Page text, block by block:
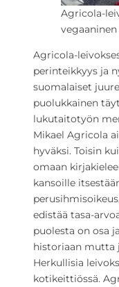
Agricola-
vegaaninen
Agricola-
perinteikkyys ja
suomalaiset
puolukkainen
lukutaitotyön
Mikael Agricola
hyväksi. Toisin
omaan
kansoille
edistää tasa-
puolesta on osa
historiaan mutta
Herkullisia
kotikeittiössä.